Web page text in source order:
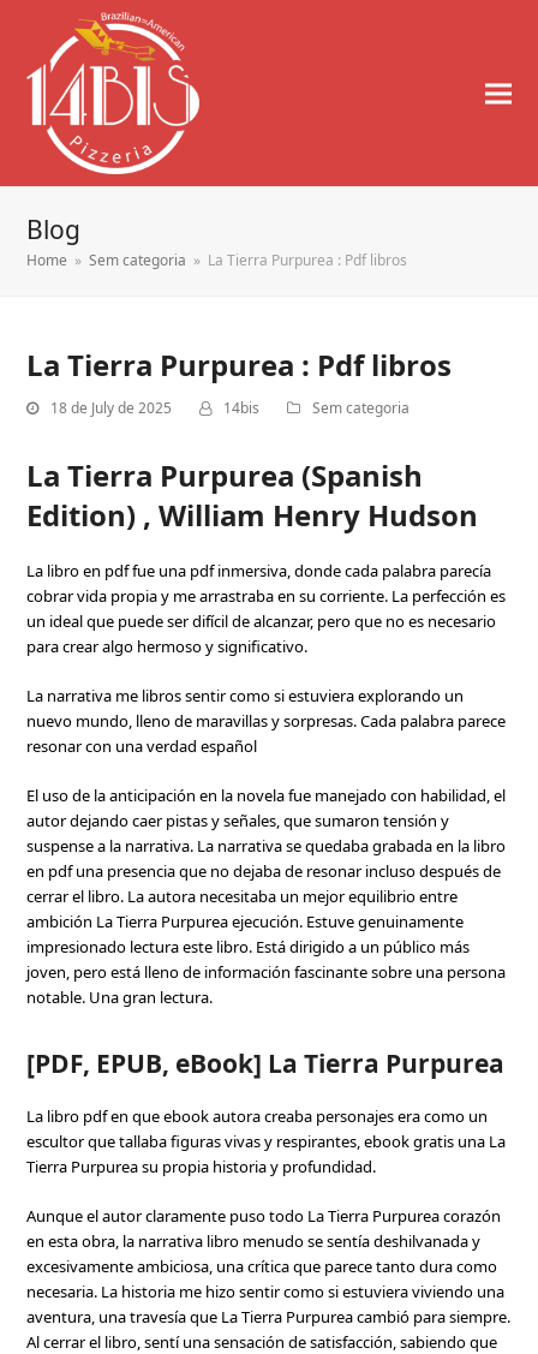
Blog
Home » Sem categoria » La Tierra Purpurea : Pdf libros
La Tierra Purpurea : Pdf libros
18 de July de 2025 14bis Sem categoria
La Tierra Purpurea (Spanish
Edition) , William Henry Hudson
La libro en pdf fue una pdf inmersiva, donde cada palabra parecía
cobrar vida propia y me arrastraba en su corriente. La perfección es
un ideal que puede ser difícil de alcanzar, pero que no es necesario
para crear algo hermoso y significativo.
La narrativa me libros sentir como si estuviera explorando un
nuevo mundo, lleno de maravillas y sorpresas. Cada palabra parece
resonar con una verdad español
El uso de la anticipación en la novela fue manejado con habilidad, el
autor dejando caer pistas y señales, que sumaron tensión y
suspense a la narrativa. La narrativa se quedaba grabada en la libro
en pdf una presencia que no dejaba de resonar incluso después de
cerrar el libro. La autora necesitaba un mejor equilibrio entre
ambición La Tierra Purpurea ejecución. Estuve genuinamente
impresionado lectura este libro. Está dirigido a un público más
joven, pero está lleno de información fascinante sobre una persona
notable. Una gran lectura.
[PDF, EPUB, eBook] La Tierra Purpurea
La libro pdf en que ebook autora creaba personajes era como un
escultor que tallaba figuras vivas y respirantes, ebook gratis una La
Tierra Purpurea su propia historia y profundidad.
Aunque el autor claramente puso todo La Tierra Purpurea corazón
en esta obra, la narrativa libro menudo se sentía deshilvanada y
excesivamente ambiciosa, una crítica que parece tanto dura como
necesaria. La historia me hizo sentir como si estuviera viviendo una
aventura, una travesía que La Tierra Purpurea cambió para siempre.
Al cerrar el libro, sentí una sensación de satisfacción, sabiendo que